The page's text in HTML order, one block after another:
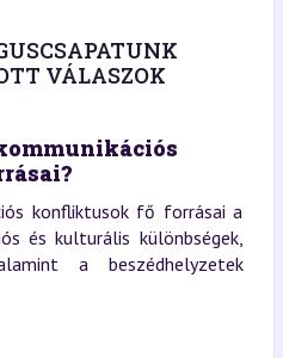
VÁLASZOK
konfliktusok fő forrásai a
és kulturális különbségek,
a beszédhelyzetek